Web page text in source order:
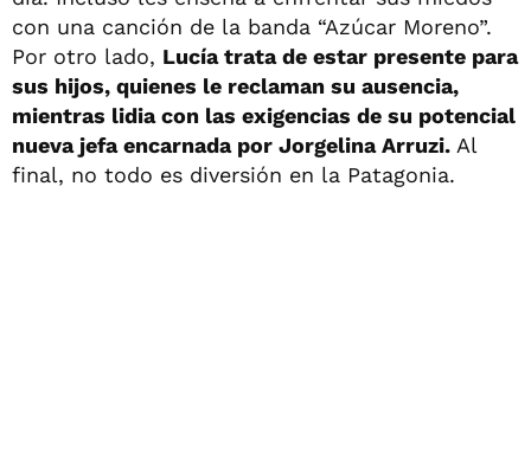
con una canción de la banda “Azúcar Moreno”.
Por otro lado, Lucía trata de estar presente para
sus hijos, quienes le reclaman su ausencia,
mientras lidia con las exigencias de su potencial
nueva jefa encarnada por Jorgelina Arruzi. Al
final, no todo es diversión en la Patagonia.